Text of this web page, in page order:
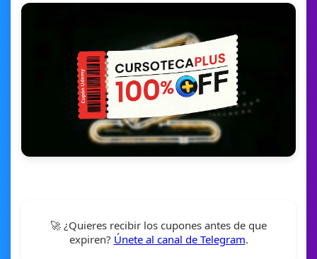
🚀 ¿Quieres recibir los cupones antes de que
expiren? Únete al canal de Telegram.